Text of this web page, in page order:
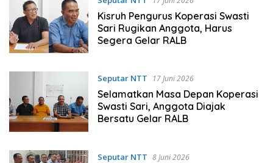
Kisruh Pengurus Koperasi Swasti
Sari Rugikan Anggota, Harus
Segera Gelar RALB
Seputar NTT 17 Juni 2026
Selamatkan Masa Depan Koperasi
Swasti Sari, Anggota Diajak
Bersatu Gelar RALB
Seputar NTT 8 Juni 2026